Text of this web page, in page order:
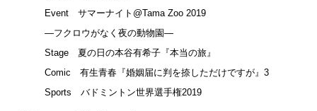
Event サマーナイト@Tama Zoo 2019
―フクロウがなく夜の動物園―
Stage 夏の日の本谷有希子『本当の旅』
Comic 有生青春『婚姻届に判を捺しただけですが』3
Sports バドミントン世界選手権2019